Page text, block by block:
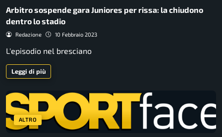
Arbitro sospende gara Juniores per rissa: la chiudono
dentro lo stadio
Redazione 10 Febbraio 2023
L'episodio nel bresciano
Leggi di più
ALTRO